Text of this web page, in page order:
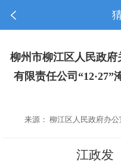
柳州市柳江区人民政
有限责任公司
来源： 柳江区人民政府办
江政发